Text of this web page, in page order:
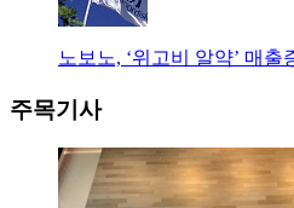
노보노, ‘위고비 알약’ 매
주목기사